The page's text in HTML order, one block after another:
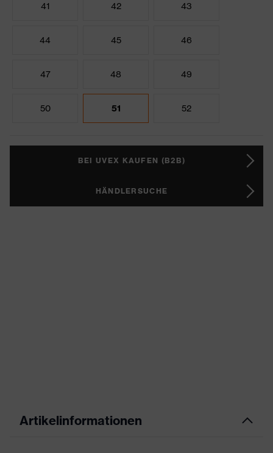
41 42 43
44 45 46
47 48 49
50 51 52
BEI UVEX KAUFEN (B2B)
HÄNDLERSUCHE
Artikelinformationen